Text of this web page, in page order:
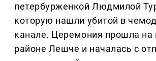
петербурженкой Людмилой
которую нашли убитой в
канале. Церемония прошла
районе Лешче и началась с